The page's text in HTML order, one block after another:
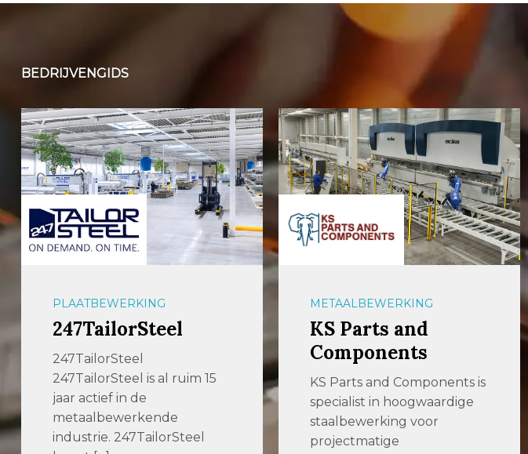
BEDRIJVENGIDS
PLAATBEWERKING
247TailorSteel
247TailorSteel
247TailorSteel is al ruim 15
jaar actief in de
metaalbewerkende
industrie. 247TailorSteel
METAALBEWERKING
KS Parts and
Components
KS Parts and Components is
specialist in hoogwaardige
staalbewerking voor
projectmatige